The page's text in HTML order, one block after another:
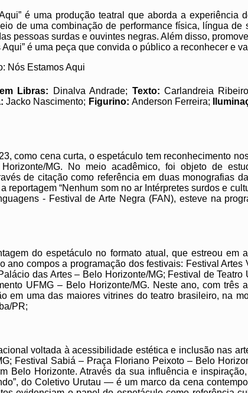
é uma produção teatral que aborda a
de uma combinação de performance física, língua
pessoas surdas e ouvintes negras. Além disso,
é uma peça que convida o público a reconhecer e
Nós Estamos Aqui
Libras: Dinalva Andrade; Texto: Carlandreia
Jacko Nascimento; Figurino: Anderson Ferreira;
como cena curta, o espetáculo tem reconhecimento
MG. No meio acadêmico, foi objeto de
de citação como referência em duas monografias
“Nenhum som no ar Intérpretes surdos e
- Festival de Arte Negra (FAN), esteve na
do espetáculo no formato atual, que estreou em
compos a programação dos festivais: Festival
das Artes – Belo Horizonte/MG; Festival de
UFMG – Belo Horizonte/MG. Neste ano, com três
em uma das maiores vitrines do teatro brasileiro, na
PR;
voltada à acessibilidade estética e inclusão nas
Festival Sabiá – Praça Floriano Peixoto – Belo
Belo Horizonte. Através da sua influência e
do Coletivo Urutau — é um marco da cena